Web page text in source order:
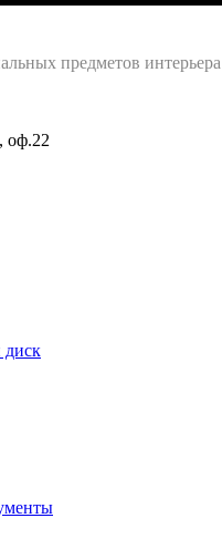
предметов
оф.22
диск